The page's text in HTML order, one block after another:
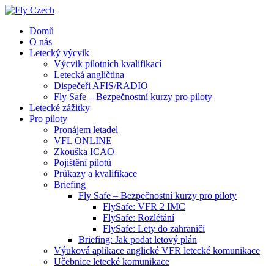
Domů
O nás
Letecký výcvik
Výcvik pilotních kvalifikací
Letecká angličtina
Dispečeři AFIS/RADIO
Fly Safe – Bezpečnostní kurzy pro piloty
Letecké zážitky
Pro piloty
Pronájem letadel
VFL ONLINE
Zkouška ICAO
Pojištění pilotů
Průkazy a kvalifikace
Briefing
Fly Safe – Bezpečnostní kurzy pro piloty
FlySafe: VFR 2 IMC
FlySafe: Rozlétání
FlySafe: Lety do zahraničí
Briefing: Jak podat letový plán
Výuková aplikace anglické VFR letecké komunikace
Učebnice letecké komunikace